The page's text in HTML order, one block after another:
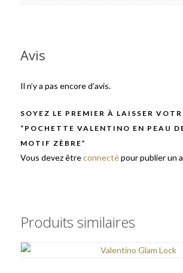
Avis
Il n’y a pas encore d’avis.
SOYEZ LE PREMIER À LAISSER
“POCHETTE VALENTINO EN PEAU
MOTIF ZÈBRE”
Vous devez êtreconnectépour publier un
Produits similaires